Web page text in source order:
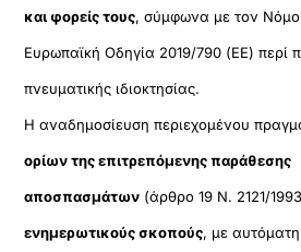
και φορείς τους, σύμφωνα με τον Νόμο
Ευρωπαϊκή Οδηγία 2019/790 (ΕΕ) περί
πνευματικής ιδιοκτησίας.
Η αναδημοσίευση περιεχομένου
ορίων της επιτρεπόμενης παράθεσης
αποσπασμάτων (άρθρο 19 Ν. 2121/
ενημερωτικούς σκοπούς, με